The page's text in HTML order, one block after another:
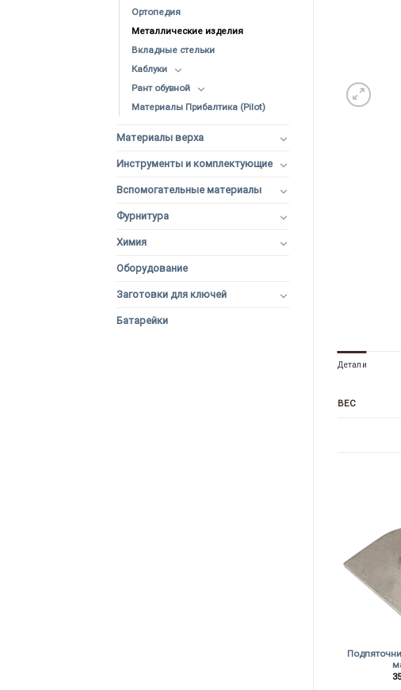
Ортопедия
Металлические изделия
Вкладные стельки
Каблуки
Рант обувной
Материалы Прибалтика (Pilot)
Материалы верха
Инструменты и комплектующие
Вспомогательные материалы
Фурнитура
Химия
Оборудование
Заготовки для ключей
Батарейки
Детали
ВЕС